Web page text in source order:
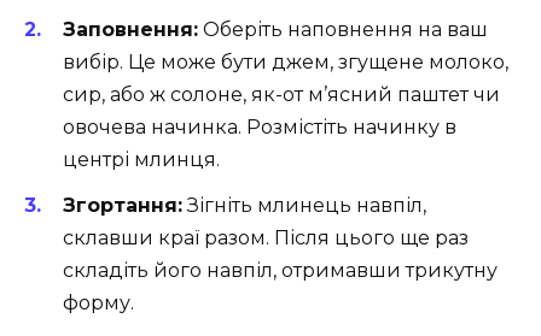
Заповнення: Оберіть наповнення на ваш
вибір. Це може бути джем, згущене молоко,
сир, або ж солоне, як-от м’ясний паштет чи
овочева начинка. Розмістіть начинку в
центрі млинця.
Згортання:Зігніть млинець навпіл,
склавши краї разом. Після цього ще раз
складіть його навпіл, отримавши трикутну
форму.